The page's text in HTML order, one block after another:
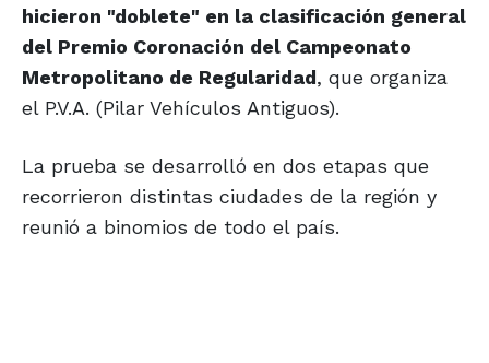
hicieron "doblete" en la clasificación general
del Premio Coronación del Campeonato
Metropolitano de Regularidad, que organiza
el P.V.A. (Pilar Vehículos Antiguos).
La prueba se desarrolló en dos etapas que
recorrieron distintas ciudades de la región y
reunió a binomios de todo el país.